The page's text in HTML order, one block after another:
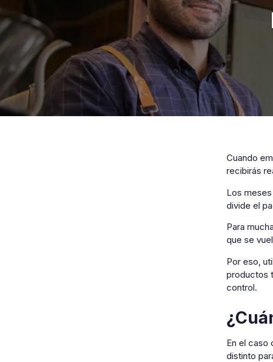
Cuando
recibirás
Los
divide el
Para
que se
Por eso,
productos
control.
En el caso
distinto